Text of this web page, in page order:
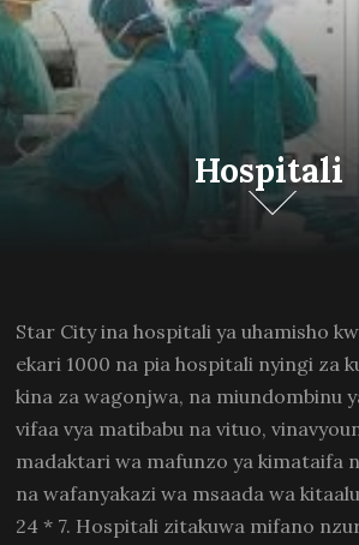
Hospitali
Star City ina hospitali ya uhamisho
ekari 1000 na pia hospitali nyingi za
kina za wagonjwa, na miundombinu
vifaa vya matibabu na vituo,
madaktari wa mafunzo ya kimataifa
na wafanyakazi wa msaada wa
24 * 7. Hospitali zitakuwa mifano